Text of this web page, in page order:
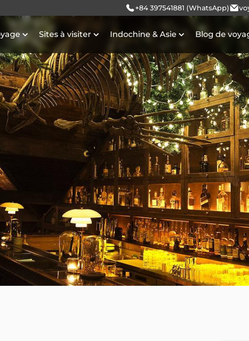
+84 397541881 (WhatsApp)
Sites à visiter Indochine & Asie Blog de